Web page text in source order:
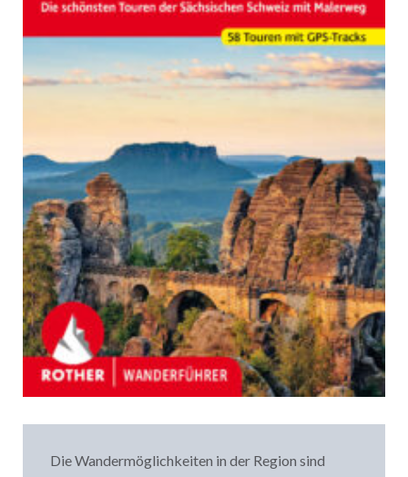
Die Wandermöglichkeiten in der Region sind